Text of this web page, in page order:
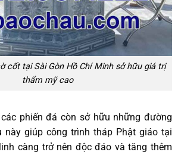
cốt tại Sài Gòn Hồ Chí Minh sở hữu giá trị
thẩm mỹ cao
phiến đá còn sở hữu những đường
này giúp công trình tháp Phật giáo tại
càng trở nên độc đáo và tăng thêm